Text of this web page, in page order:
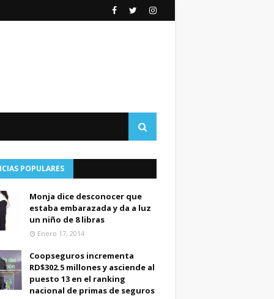
POPULARES
Monja dice desconocer que
estaba embarazada y da a luz
un niño de 8 libras
Enero 17, 2014
Coopseguros incrementa
RD$302.5 millones y asciende al
puesto 13 en el ranking
nacional de primas de seguros